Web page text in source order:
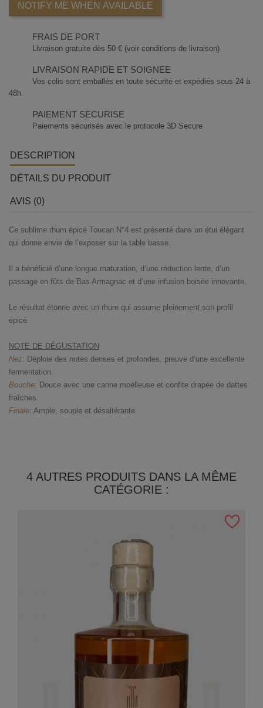
NOTIFY ME WHEN AVAILABLE
FRAIS DE PORT
Livraison gratuite dès 50 € (voir conditions de livraison)
LIVRAISON RAPIDE ET SOIGNEE
Vos colis sont emballés en toute sécurité et expédiés sous 24 à
48h.
PAIEMENT SECURISE
Paiements sécurisés avec le protocole 3D Secure
DESCRIPTION
DÉTAILS DU PRODUIT
AVIS (0)
Ce sublime rhum épicé Toucan N°4 est présenté dans un étui élégant
qui donne envie de l’exposer sur la table basse.
Il a bénéficié d’une longue maturation, d’une réduction lente, d’un
passage en fûts de Bas Armagnac et d’une infusion boisée innovante.
Le résultat étonne avec un rhum qui assume pleinement son profil
épicé.
NOTE DE DÉGUSTATION
Nez: Déploie des notes denses et profondes, preuve d’une excellente
fermentation.
Bouche: Douce avec une canne moelleuse et confite drapée de dattes
fraîches.
Finale: Ample, souple et désaltérante.
4 AUTRES PRODUITS DANS LA MÊME
CATÉGORIE :